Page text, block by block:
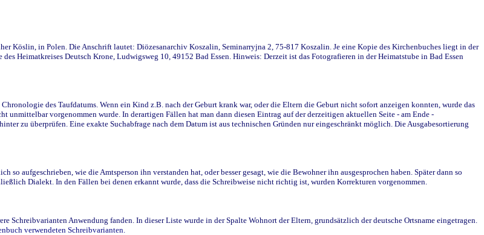
Köslin, in Polen. Die Anschrift lautet: Diözesanarchiv Koszalin, Seminarryjna 2, 75-817 Koszalin. Je eine Kopie des Kirchenbuches liegt in der
Heimatkreises Deutsch Krone, Ludwigsweg 10, 49152 Bad Essen. Hinweis: Derzeit ist das Fotografieren in der Heimatstube in Bad Essen
des Taufdatums. Wenn ein Kind z.B. nach der Geburt krank war, oder die Eltern die Geburt nicht sofort anzeigen konnten, wurde das
unmittelbar vorgenommen wurde. In derartigen Fällen hat man dann diesen Eintrag auf der derzeitigen aktuellen Seite - am Ende -
zu überprüfen. Eine exakte Suchabfrage nach dem Datum ist aus technischen Gründen nur eingeschränkt möglich. Die Ausgabesortierung
aufgeschrieben, wie die Amtsperson ihn verstanden hat, oder besser gesagt, wie die Bewohner ihn ausgesprochen haben. Später dann so
Dialekt. In den Fällen bei denen erkannt wurde, dass die Schreibweise nicht richtig ist, wurden Korrekturen vorgenommen.
Schreibvarianten Anwendung fanden. In dieser Liste wurde in der Spalte Wohnort der Eltern, grundsätzlich der deutsche Ortsname eingetragen.
verwendeten Schreibvarianten.